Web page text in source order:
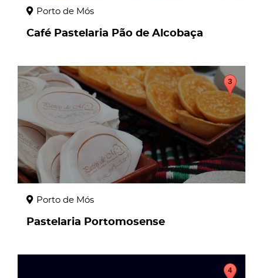
Porto de Mós
Café Pastelaria Pão de Alcobaça
page
Porto de Mós
Pastelaria Portomosense